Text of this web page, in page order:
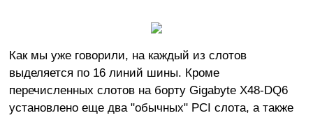
Как мы уже говорили, на каждый из слотов
выделяется по 16 линий шины. Кроме
перечисленных слотов на борту Gigabyte X48-DQ6
установлено еще два "обычных" PCI слота, а также